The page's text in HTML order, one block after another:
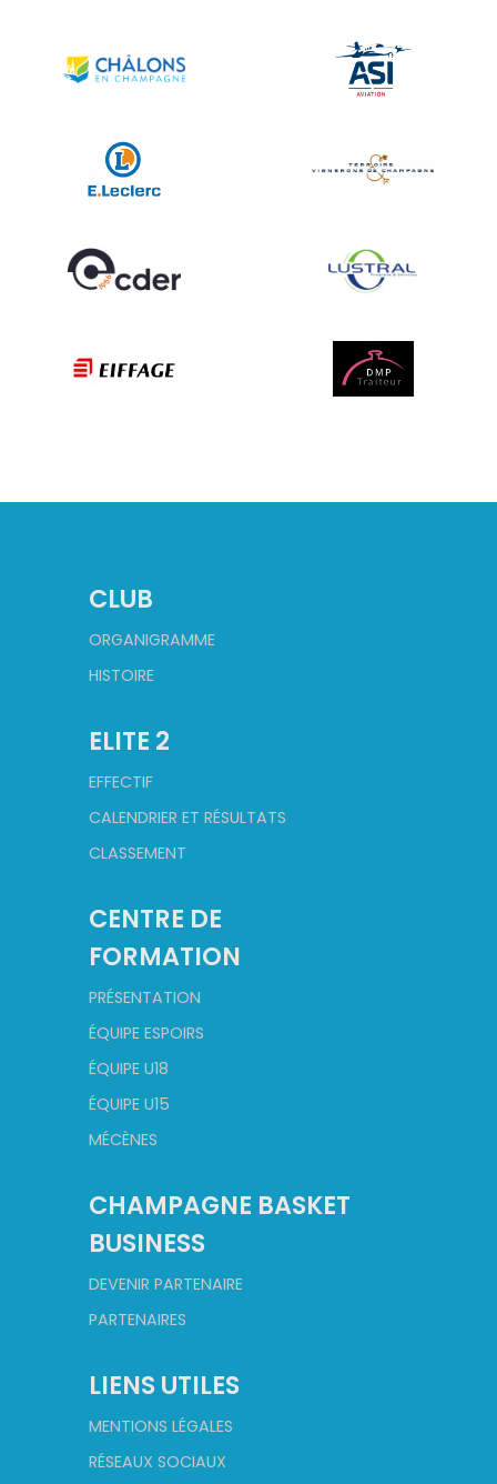
CLUB
ORGANIGRAMME
HISTOIRE
ELITE 2
EFFECTIF
CALENDRIER ET RÉSULTATS
CLASSEMENT
CENTRE DE
FORMATION
PRÉSENTATION
ÉQUIPE ESPOIRS
ÉQUIPE U18
ÉQUIPE U15
MÉCÈNES
CHAMPAGNE BASKET
BUSINESS
DEVENIR PARTENAIRE
PARTENAIRES
LIENS UTILES
MENTIONS LÉGALES
RÉSEAUX SOCIAUX